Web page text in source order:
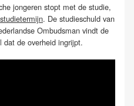
jongeren stopt met de studie,
. De studieschuld van
Ombudsman vindt de
dat de overheid ingrijpt.